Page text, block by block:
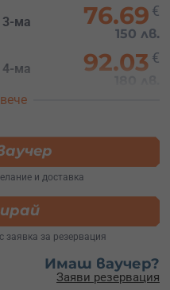
3-ма 76.69 €
150 лв.
4-ма 92.03 €
2-ма
3-ма
4-ма 104.81€
205 лв.
74.14
145 лв.
и доставка
заявка за резервация
Имаш ваучер?
Заяви резервация